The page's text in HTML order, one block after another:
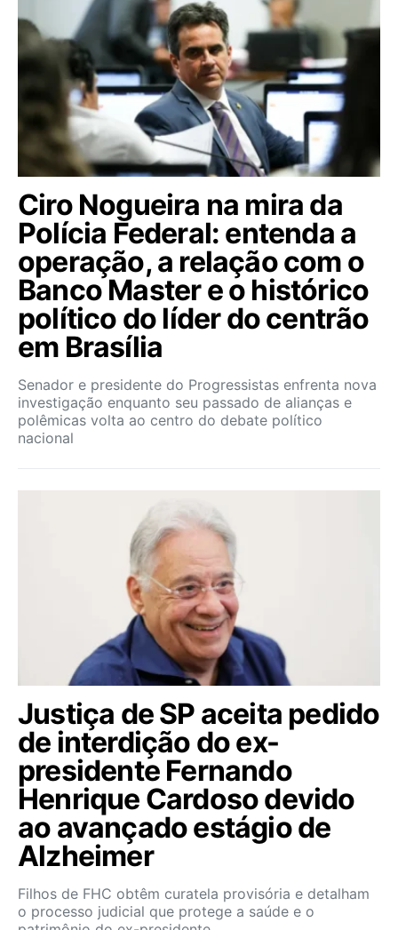
Ciro Nogueira na mira da
Polícia Federal: entenda a
operação, a relação com o
Banco Master e o histórico
político do líder do centrão
em Brasília
Senador e presidente do Progressistas enfrenta nova
investigação enquanto seu passado de alianças e
polêmicas volta ao centro do debate político
nacional
Justiça de SP aceita pedido
de interdição do ex-
presidente Fernando
Henrique Cardoso devido
ao avançado estágio de
Alzheimer
Filhos de FHC obtêm curatela provisória e detalham
o processo judicial que protege a saúde e o